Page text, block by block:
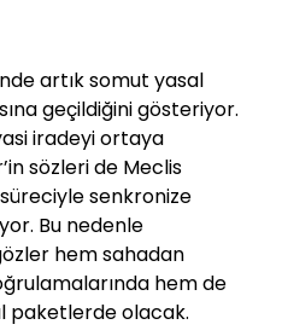
artık somut yasal
geçildiğini gösteriyor.
iradeyi ortaya
sözleri de Meclis
senkronize
Bu nedenle
hem sahadan
hem de
paketlerde olacak.